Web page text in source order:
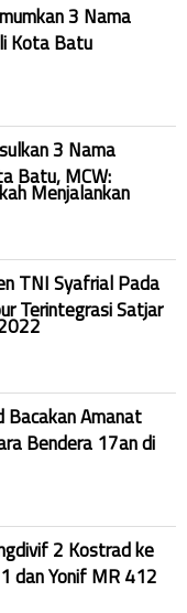
3 Nama
Kota Batu
3 Nama
Batu, MCW:
Menjalankan
TNI Syafrial Pada
Terintegrasi Satjar
Amanat
Bendera 17an di
2 Kostrad ke
dan Yonif MR 412